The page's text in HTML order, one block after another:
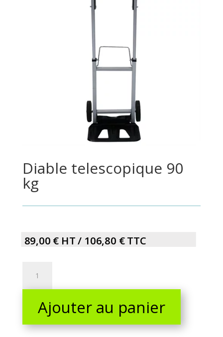
Diable telescopique 90
kg
89,00 € HT / 106,80 €TTC
telescopique
90
quantityAjouter au panier